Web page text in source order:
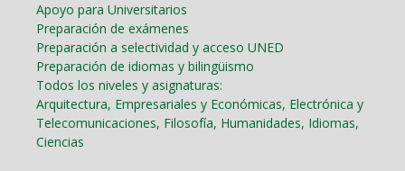
Apoyo para Universitarios
Preparación de exámenes
Preparación a selectividad y acceso UNED
Preparación de idiomas y bilingüismo
Todos los niveles y asignaturas:
Arquitectura, Empresariales y Económicas, Electrónica y
Telecomunicaciones, Filosofía, Humanidades, Idiomas,
Ciencias